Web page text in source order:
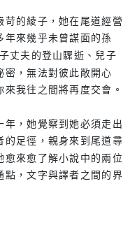
苛的綾子，她在尾道經營
年來幾乎未曾謀面的孫
丈夫的登山驟逝、兒子
密，無法對彼此敞開心
我往之間將再度交會。
年，她覺察到她必須走出
的足徑，親身來到尾道尋
愈來愈了解小說中的兩位
點，文字與譯者之間的界